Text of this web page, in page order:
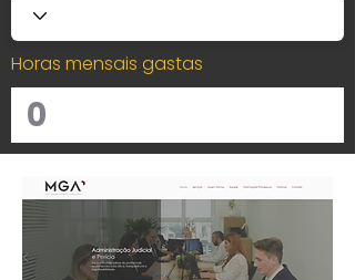
Horas mensais gastas